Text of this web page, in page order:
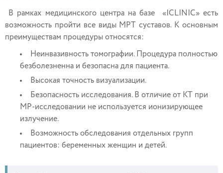
В рамках медицинского центра на базе «ICLINIC» есть
возможность пройти все виды МРТ суставов. К основным
преимуществам процедуры относятся:
Неинвазивность томографии. Процедура полностью
безболезненна и безопасна для пациента.
Высокая точность визуализации.
Безопасность исследования. В отличие от КТ при
МР-исследовании не используется ионизирующее
излучение.
Возможность обследования отдельных групп
пациентов: беременных женщин и детей.